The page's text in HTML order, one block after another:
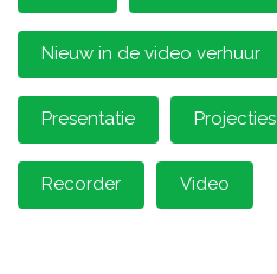
Nieuw in de video verhuur
Presentatie
Recorder Video